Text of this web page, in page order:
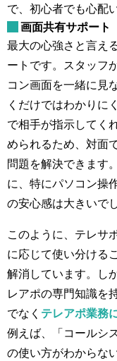
で、初心者でも心配
画面共有サポート
最大の心強さと言え
ートです。スタッフ
コン画面を一緒に見
くだけではわかりに
で相手が指示してく
められるため、対面
問題を解決できます
に、特にパソコン操
の安心感は大きいで
このように、テレサ
に応じて使い分ける
解消しています。し
レアポの専門知識を
でなく テレアポ業務
例えば、「コールシ
の使い方がわからな